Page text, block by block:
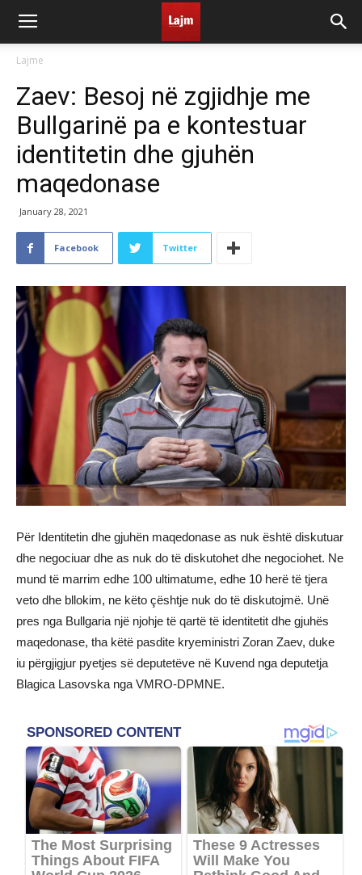
Lajme
Zaev: Besoj në zgjidhje me
Bullgarinë pa e kontestuar
identitetin dhe gjuhën
maqedonase
January 28, 2021
Facebook Twitter
Për Identitetin dhe gjuhën maqedonase as nuk është diskutuar
dhe negociuar dhe as nuk do të diskutohet dhe negociohet. Ne
mund të marrim edhe 100 ultimatume, edhe 10 herë të tjera
veto dhe bllokim, ne këto çështje nuk do të diskutojmë. Unë
pres nga Bullgaria një njohje të qartë të identitetit dhe gjuhës
maqedonase, tha këtë pasdite kryeministri Zoran Zaev, duke
iu përgjigjur pyetjes së deputetëve në Kuvend nga deputetja
Blagica Lasovska nga VMRO-DPMNE.